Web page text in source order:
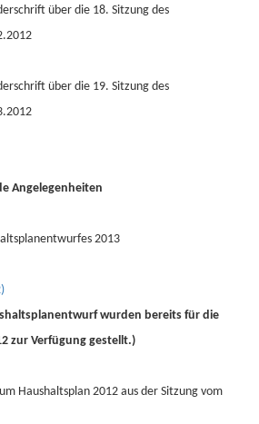
über die 18. Sitzung des
über die 19. Sitzung des
Angelegenheiten
2013
wurden bereits für die
zur Verfügung gestellt.)
Haushaltsplan 2012 aus der Sitzung vom